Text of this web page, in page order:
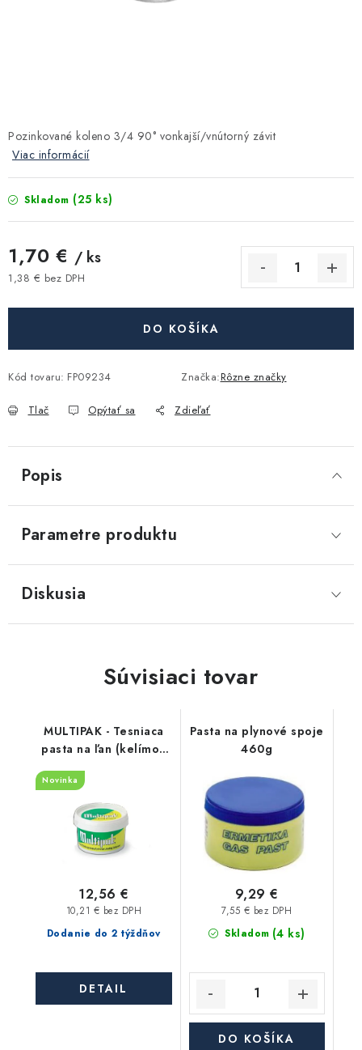
Filtrovanie a úprava vody
Kúpeľňa a sanita
Spojovací materiál
Kontakty Poštovné a doprava
Obchodné podmienky
Podmienky ochrany osobných údajov
Pozinkované koleno 3/4 90° vonkajší/vnútorný závit
Viac informácií
Skladom (25 ks)
1,70 € / ks
1,38 € bez DPH
DO KOŠÍKA
Kód tovaru: FP09234 Značka:Rôzne značky
Tlač Opýtať sa Zdieľať
Popis
Parametre produktu
Diskusia
Súvisiaci tovar
MULTIPAK - Tesniaca
pasta na ľan (kelímok
Novinka
Dodanie do 2 týždňov
10,21 € bez DPH
12,56 €
DETAIL
Pasta na plynové spoje
460g
Skladom (4 ks)
7,55 € bez DPH
9,29 €
DO KOŠÍKA